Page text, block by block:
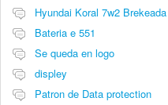
Hyundai Koral 7w2 Brekeada
Bateria e 551
Se queda en logo
displey
Patron de Data protection